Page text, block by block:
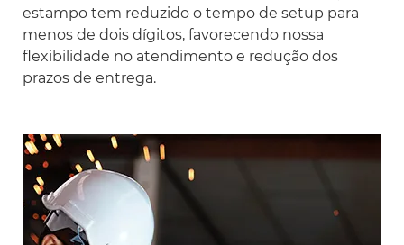
estampo tem reduzido o tempo de setup para
menos de dois dígitos, favorecendo nossa
flexibilidade no atendimento e redução dos
prazos de entrega.